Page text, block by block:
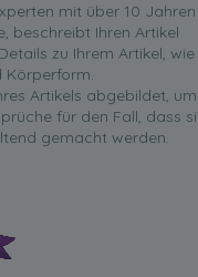
mit über 10 Jahren
beschreibt Ihren Artikel
zu Ihrem Artikel, wie
Körperform.
Artikels abgebildet, um
für den Fall, dass
gemacht werden.